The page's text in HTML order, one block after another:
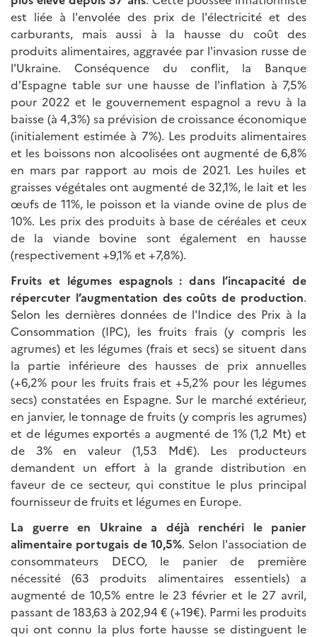
est liée à l'envolée des prix de l'électricité et des
carburants, mais aussi à la hausse du coût des
produits alimentaires, aggravée par l'invasion russe de
l'Ukraine. Conséquence du conflit, la Banque
d'Espagne table sur une hausse de l'inflation à 7,5%
pour 2022 et le gouvernement espagnol a revu à la
baisse (à 4,3%) sa prévision de croissance économique
(initialement estimée à 7%). Les produits alimentaires
et les boissons non alcoolisées ont augmenté de 6,8%
en mars par rapport au mois de 2021. Les huiles et
graisses végétales ont augmenté de 32,1%, le lait et les
œufs de 11%, le poisson et la viande ovine de plus de
10%. Les prix des produits à base de céréales et ceux
de la viande bovine sont également en hausse
(respectivement +9,1% et +7,8%).
Fruits et légumes espagnols : dans l’incapacité de
répercuter l’augmentation des coûts de production.
Selon les dernières données de l'Indice des Prix à la
Consommation (IPC), les fruits frais (y compris les
agrumes) et les légumes (frais et secs) se situent dans
la partie inférieure des hausses de prix annuelles
(+6,2% pour les fruits frais et +5,2% pour les légumes
secs) constatées en Espagne. Sur le marché extérieur,
en janvier, le tonnage de fruits (y compris les agrumes)
et de légumes exportés a augmenté de 1% (1,2 Mt) et
de 3% en valeur (1,53 Md€). Les producteurs
demandent un effort à la grande distribution en
faveur de ce secteur, qui constitue le plus principal
fournisseur de fruits et légumes en Europe.
La guerre en Ukraine a déjà renchéri le panier
alimentaire portugais de 10,5%. Selon l'association de
consommateurs DECO, le panier de première
nécessité (63 produits alimentaires essentiels) a
augmenté de 10,5% entre le 23 février et le 27 avril,
passant de 183,63 à 202,94 € (+19€). Parmi les produits
qui ont connu la plus forte hausse se distinguent le